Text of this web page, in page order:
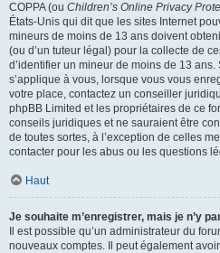
COPPA (ou Children’s Online Privacy
États-Unis qui dit que les sites Internet
mineurs de moins de 13 ans doivent
(ou d’un tuteur légal) pour la collecte de
d’identifier un mineur de moins de 13 ans.
s’applique à vous, lorsque vous vous
votre place, contactez un conseiller
phpBB Limited et les propriétaires de ce
conseils juridiques et ne sauraient être
de toutes sortes, à l’exception de celles
contacter pour les abus ou les questions
Haut
Je souhaite m’enregistrer, mais je n’y
Il est possible qu’un administrateur du
nouveaux comptes. Il peut également